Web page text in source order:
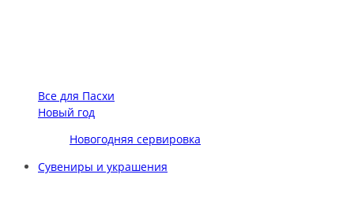
Все для Пасхи
Новый год
Новогодняя сервировка
Сувениры и украшения